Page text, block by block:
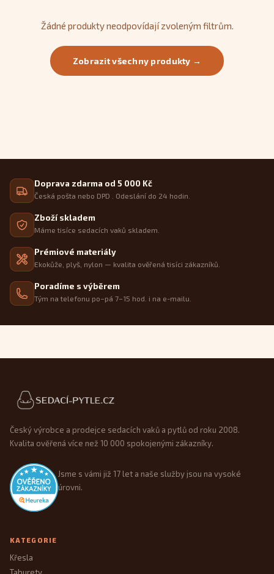
Žádné produkty neodpovídají zvoleným filtrům.
Zobrazit všechny produkty →
Doprava zdarma od 5 000 Kč
Česká pošta nebo DPD . Odeslání do 24 hodin.
Zboží skladem
Máme tisíce sedacích vaků skladem.
Prémiové materiály
Ekokůže, plyš, nylon — kvalita ověřená tisíci zákazníků.
Poradíme s výběrem
Tým na telefonu po–pá 7–15 hod. i na e-mailu.
Patička webu
Český výrobce a prodejce sedacích vaků a pytlů od roku 2008.
Kvalita ověřená více než 10 000 spokojenými zákazníky.
Jsme s vámi již 17 let a naše služby jsou na vysoké
úrovni.
KATEGORIE
Křesla